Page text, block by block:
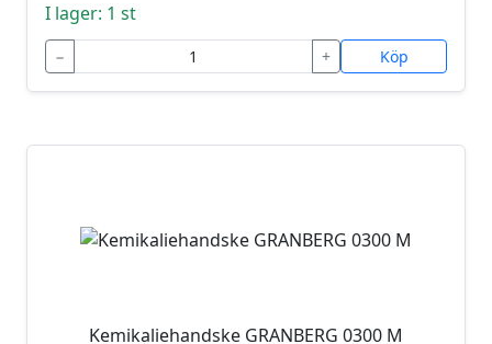
I lager: 1 st
− + Köp
Kemikaliehandske GRANBERG 0300 M